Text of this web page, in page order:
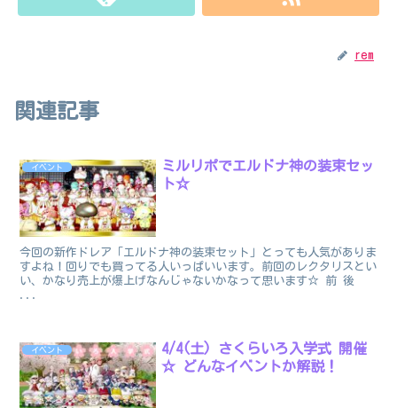
rem
関連記事
イベント
ミルリポでエルドナ神の装束セッ
ト☆
今回の新作ドレア「エルドナ神の装束セット」とっても人気がありま
すよね！回りでも買ってる人いっぱいいます。前回のレクタリスとい
い、かなり売上が爆上げなんじゃないかなって思います☆ 前 後
...
イベント
4/4(土) さくらいろ入学式 開催
☆ どんなイベントか解説！